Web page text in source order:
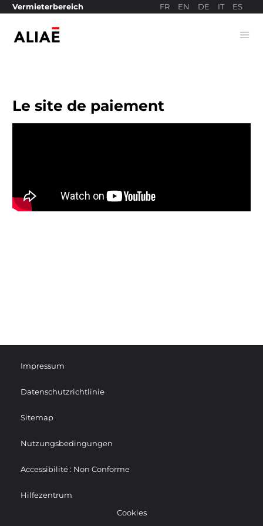
Vermieterbereich FR EN DE IT ES
Bezahlseite
Le site de paiement
Impressum
Datenschutzrichtlinie
Sitemap
Nutzungsbedingungen
Accessibilité : Non Conforme
Hilfezentrum
Cookies